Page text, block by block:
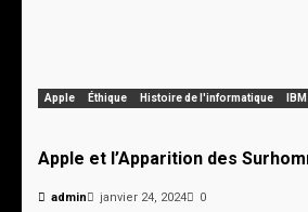
Apple Éthique Histoire de l'informatique IBM
Apple et l’Apparition des
admin janvier 24, 2024 0